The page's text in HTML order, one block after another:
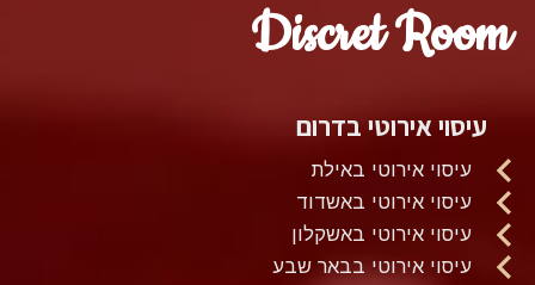
Discret Room
עיסוי אירוטי בדרום
עיסוי אירוטי באילת
עיסוי אירוטי באשדוד
עיסוי אירוטי באשקלון
עיסוי אירוטי בבאר שבע